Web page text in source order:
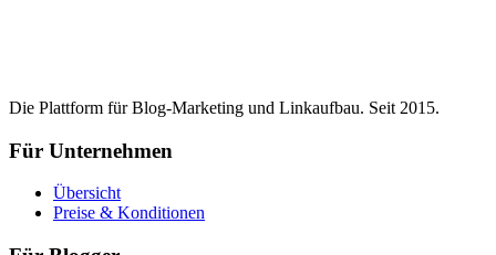
Die Plattform für Blog-Marketing und Linkaufbau. Seit 2015.
Für Unternehmen
Übersicht
Preise & Konditionen